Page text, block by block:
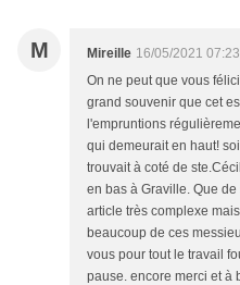
M Mireille 16/05/2021 07:23
On ne peut que vous
grand souvenir que cet
l'empruntions
qui demeurait en haut!
trouvait à coté de
en bas à Graville. Que
article très complexe
beaucoup de ces
vous pour tout le travail
pause. encore merci et à